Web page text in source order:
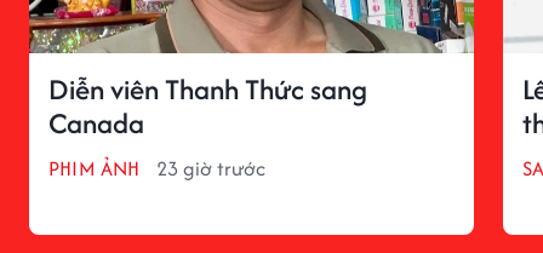
Diễn viên Thanh Thức sang
Canada
PHIM ẢNH 23 giờ trước